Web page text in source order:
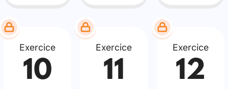
Exercice
10
Exercice
11
Exercice
12